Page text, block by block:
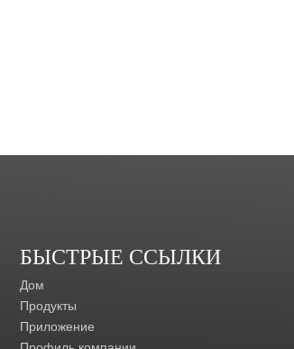
БЫСТРЫЕ ССЫЛКИ
Дом
Продукты
Приложение